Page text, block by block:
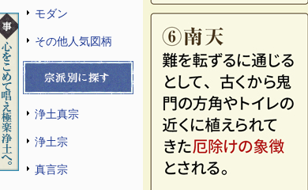
モダン
その他人気図柄
浄土真宗
浄土宗
真言宗